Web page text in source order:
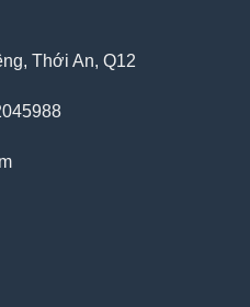
Thới An, Q12